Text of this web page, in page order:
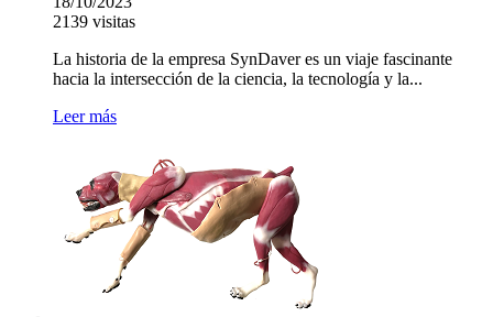
2139 visitas
La historia de la empresa SynDaver es un viaje fascinante
hacia la intersección de la ciencia, la tecnología y la...
Leer más